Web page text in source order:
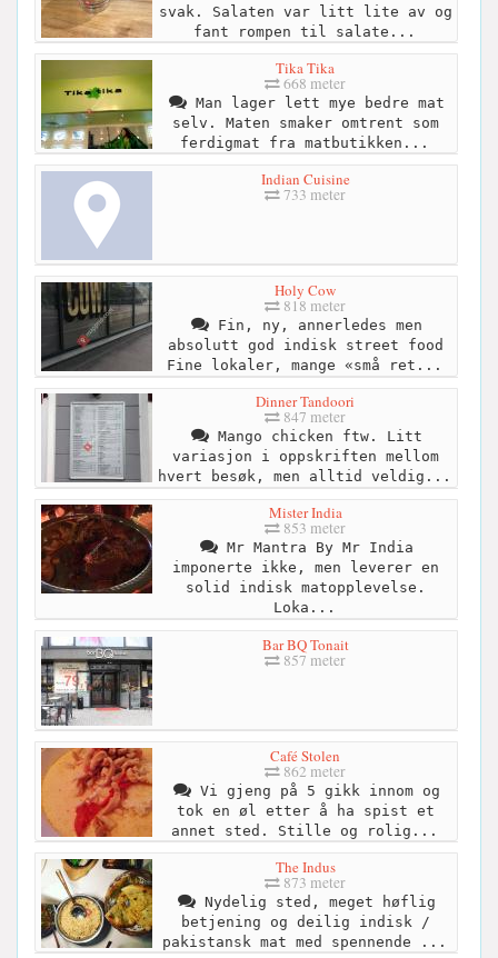
svak. Salaten var litt lite av og
fant rompen til salate...
Tika Tika
668 meter
Man lager lett mye bedre mat
selv. Maten smaker omtrent som
ferdigmat fra matbutikken...
Indian Cuisine
733 meter
Holy Cow
818 meter
Fin, ny, annerledes men
absolutt god indisk street food
Fine lokaler, mange «små ret...
Dinner Tandoori
847 meter
Mango chicken ftw. Litt
variasjon i oppskriften mellom
hvert besøk, men alltid veldig...
Mister India
853 meter
Mr Mantra By Mr India
imponerte ikke, men leverer en
solid indisk matopplevelse.
Loka...
Bar BQ Tonait
857 meter
Café Stolen
862 meter
Vi gjeng på 5 gikk innom og
tok en øl etter å ha spist et
annet sted. Stille og rolig...
The Indus
873 meter
Nydelig sted, meget høflig
betjening og deilig indisk /
pakistansk mat med spennende ...